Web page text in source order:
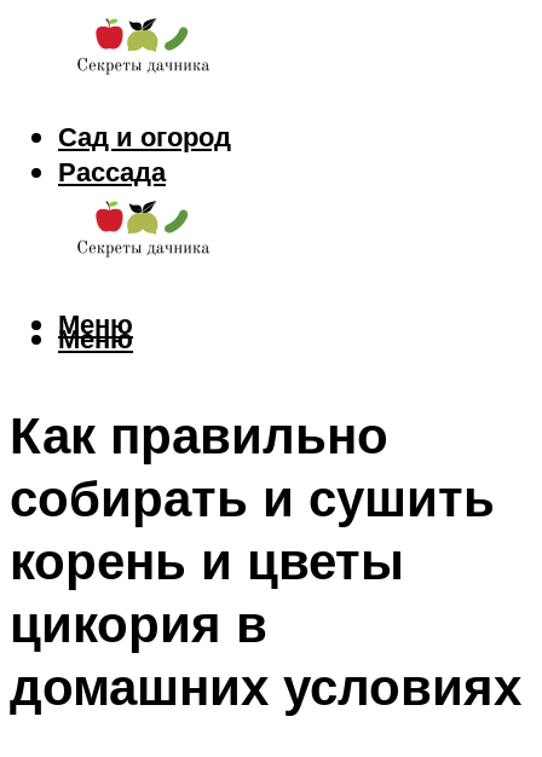
Сад и огород
Рассада
Цветы
Заготовки
Меню
Меню
Как правильно
собирать и сушить
корень и цветы
цикория в
домашних условиях